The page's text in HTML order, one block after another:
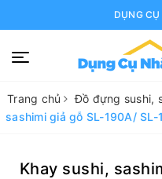
DỤNG
Trang chủ Đồ đựng sushi,
sashimi giả gỗ SL-190A/ SL-
Khay sushi,